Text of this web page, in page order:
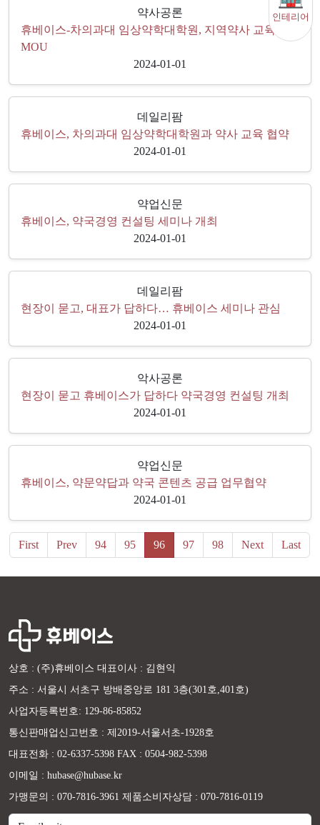
약사공론
휴베이스-차의과대 임상약학대학원, 지역약사 교육
MOU
2024-01-01
데일리팜
휴베이스, 차의과대 임상약학대학원과 약사 교육 협약
2024-01-01
약업신문
휴베이스, 약국경영 컨설팅 세미나 개최
2024-01-01
데일리팜
현장이 묻고, 대표가 답하다… 휴베이스 세미나 관심
2024-01-01
악사공론
현장이 묻고 휴베이스가 답하다 약국경영 컨설팅 개최
2024-01-01
약업신문
휴베이스, 약문약답과 약국 콘텐츠 공급 업무협약
2024-01-01
First Prev 94 95 96 97 98 Next Last
인테리어
상호 : (주)휴베이스 대표이사 : 김현익
주소 : 서울시 서초구 방배중앙로 181 3층(301호,401호)
사업자등록번호: 129-86-85852
통신판매업신고번호 : 제2019-서울서초-1928호
대표전화 : 02-6337-5398 FAX : 0504-982-5398
이메일 : hubase@hubase.kr
가맹문의 : 070-7816-3961 제품소비자상담 : 070-7816-0119